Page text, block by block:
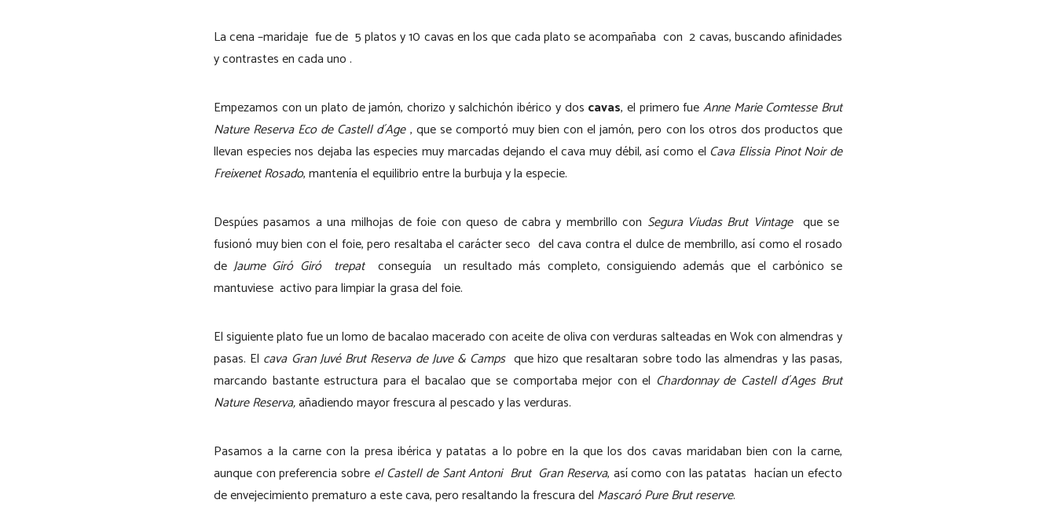
La cena –maridaje fue de 5 platos y 10 cavas en los que cada plato se acompañaba con 2 cavas, buscando afinidades
y contrastes en cada uno .
Empezamos con un plato de jamón, chorizo y salchichón ibérico y dos cavas, el primero fueAnne Marie Comtesse Brut
Nature Reserva Eco de Castell d´Age, que se comportó muy bien con el jamón, pero con los otros dos productos que
llevan especies nos dejaba las especies muy marcadas dejando el cava muy débil, así como el Cava Elissia Pinot Noir de
Freixenet Rosado, mantenía el equilibrio entre la burbuja y la especie.
Despúes pasamos a una milhojas de foie con queso de cabra y membrillo con Segura Viudas Brut Vintageque se
fusionó muy bien con el foie, pero resaltaba el carácter seco del cava contra el dulce de membrillo, así como el rosado
deJaume Giró Giró trepatconseguía un resultado más completo, consiguiendo además que el carbónico se
mantuviese activo para limpiar la grasa del foie.
El siguiente plato fue un lomo de bacalao macerado con aceite de oliva con verduras salteadas en Wok con almendras y
pasas. El cava Gran Juvé Brut Reserva de Juve & Campsque hizo que resaltaran sobre todo las almendras y las pasas,
marcando bastante estructura para el bacalao que se comportaba mejor con el Chardonnay de Castell d´Ages Brut
Nature Reserva,añadiendo mayor frescura al pescado y las verduras.
Pasamos a la carne con la presa ibérica y patatas a lo pobre en la que los dos cavas maridaban bien con la carne,
aunque con preferencia sobre el Castell de Sant Antoni Brut Gran Reserva, así como con las patatas hacían un efecto
de envejecimiento prematuro a este cava, pero resaltando la frescura del Mascaró Pure Brut reserve.